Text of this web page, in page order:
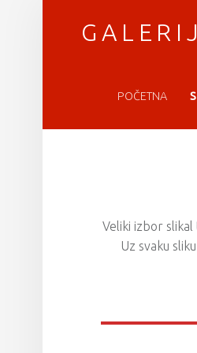
POČETNA
Veliki izbor
Uz svaku